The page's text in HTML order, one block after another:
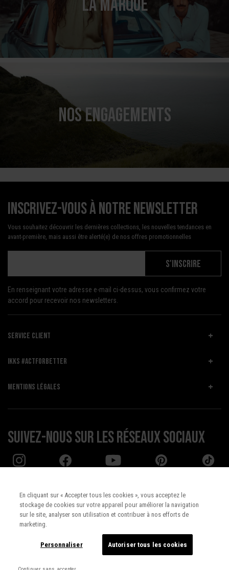
LA MARQUE
NOS ENGAGEMENTS
Inscrivez-vous à notre newsletter
Vous souhaitez découvrir les dernières collections, les nouvelles tendances en
avant-première, mais aussi être alerté(e) de nos offres promotionnelles
S'INSCRIRE
En renseignant votre adresse e-mail ci-dessus, vous confirmez votre
accord pour recevoir nos newsletters.
SERVICE CLIENT
IKKS #ACTFORBETTER
MENTIONS LÉGALES
Suivez-nous sur les réseaux sociaux
Pays : UNITED STATES
Français
En cliquant sur « Accepter tous les cookies », vous acceptez le
stockage de cookies sur votre appareil pour améliorer la navigation
sur le site, analyser son utilisation et contribuer à nos efforts de
marketing.
Personnaliser Autoriser tous les cookies